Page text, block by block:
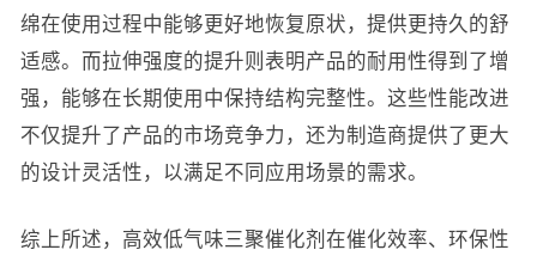
绵在使用过程中能够更好地恢复原状，提供更持久的舒
适感。而拉伸强度的提升则表明产品的耐用性得到了增
强，能够在长期使用中保持结构完整性。这些性能改进
不仅提升了产品的市场竞争力，还为制造商提供了更大
的设计灵活性，以满足不同应用场景的需求。
综上所述，高效低气味三聚催化剂在催化效率、环保性